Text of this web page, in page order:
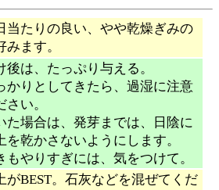
当たりの良い、やや乾燥ぎみの
ます。
後は、たっぷり与える。
かりとしてきたら、過湿に注意
さい。
た場合は、発芽までは、日陰に
を乾かさないようにします。
もやりすぎには、気をつけて。
がBEST。石灰などを混ぜてくだ